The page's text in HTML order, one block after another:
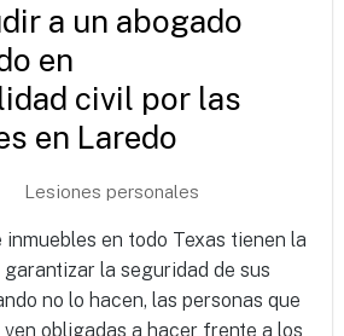
a un abogado
en
civil por las
en Laredo
Lesiones personales
en todo Texas tienen la
la seguridad de sus
no lo hacen, las personas que
obligadas a hacer frente a los